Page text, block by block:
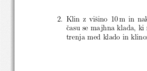
2. Klin z viˇsino 10 m in
ˇcasu se majhna klada,
trenja med klado in